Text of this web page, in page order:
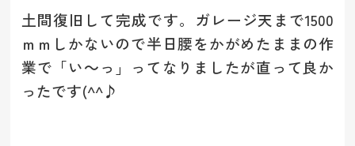
土間復旧して完成です。ガレージ天まで1500
ｍｍしかないので半日腰をかがめたままの作
業で「い～っ」ってなりましたが直って良か
ったです(^^♪